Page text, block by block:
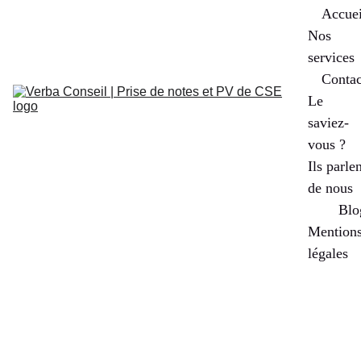
Nos
services
Le
saviez-
vous ?
Ils
de nous
légales